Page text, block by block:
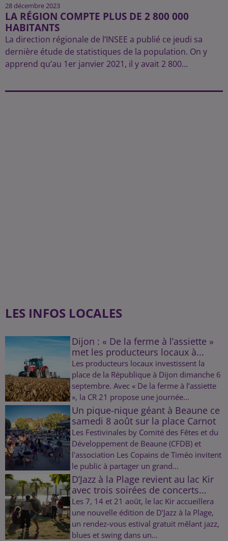
28 décembre 2023
LA RÉGION COMPTE PLUS DE 2 800 000
HABITANTS
La direction régionale de l’INSEE a publié ce jeudi sa
dernière étude de statistiques de la population. On y
apprend qu’au 1er janvier 2021, il y avait 2 800...
LES INFOS LOCALES
Dijon : « De la ferme à l’assiette »
met les producteurs locaux à...
Les producteurs locaux investissent la
place de la République à Dijon dimanche 6
septembre. Avec « De la ferme à l’assiette
», la CR 21 propose une journée...
Un pique-nique géant à Beaune ce
samedi 8 août sur la place Carnot
Les Festivinales by Comité des Fêtes et du
Développement de Beaune (CFDB) et
l'association Les Copains de Timéo invitent
le public à partager un grand...
D’Jazz à la Plage revient au lac Kir
avec trois soirées de concerts...
Les 7, 14 et 21 août, le lac Kir accueillera
une nouvelle édition de D’Jazz à la Plage,
un rendez-vous estival gratuit mêlant jazz,
blues et swing dans un...